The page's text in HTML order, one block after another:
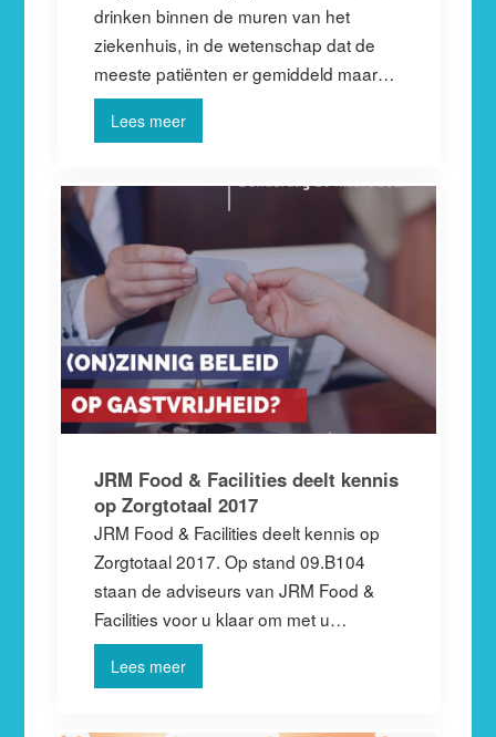
drinken binnen de muren van het
ziekenhuis, in de wetenschap dat de
meeste patiënten er gemiddeld maar…
Lees meer
JRM Food & Facilities deelt kennis
op Zorgtotaal 2017
JRM Food & Facilities deelt kennis op
Zorgtotaal 2017. Op stand 09.B104
staan de adviseurs van JRM Food &
Facilities voor u klaar om met u…
Lees meer